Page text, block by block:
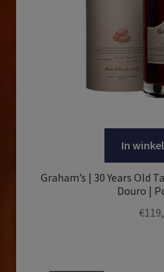
In
Graham’s | 30 Years Old
Douro |
€